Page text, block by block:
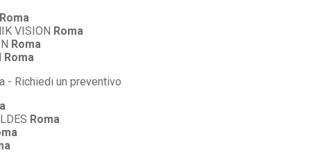
Roma
VISION Roma
Roma
Roma
Roma